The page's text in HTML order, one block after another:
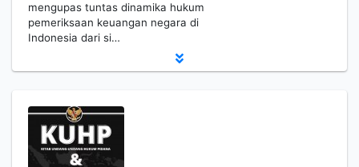
mengupas tuntas dinamika hukum
pemeriksaan keuangan negara di
Indonesia dari si…